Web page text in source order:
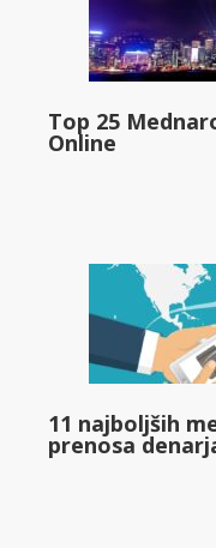
Top 25
Online
11 najboljših
prenosa